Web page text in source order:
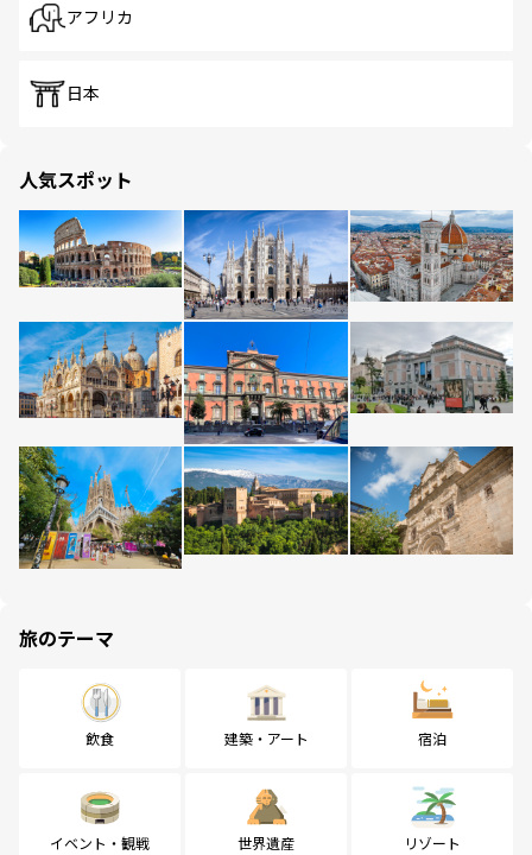
アフリカ
日本
人気スポット
旅のテーマ
飲食 建築・アート 宿泊
イベント・観戦 世界遺産 リゾート